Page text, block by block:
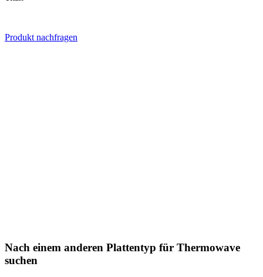
Produkt nachfragen
Nach einem anderen Plattentyp für Thermowave
suchen